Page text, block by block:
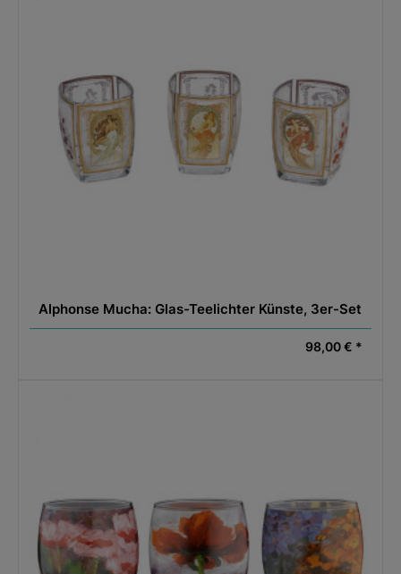
Alphonse Mucha: Glas-Teelichter Künste, 3er-Set
98,00 € *